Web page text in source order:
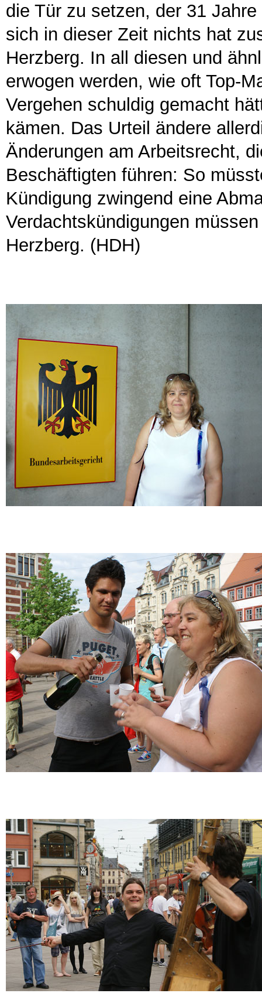
die Tür zu setzen, der 31
sich in dieser Zeit nichts hat
Herzberg. In all diesen und
erwogen werden, wie oft Top-
Vergehen schuldig gemacht
kämen. Das Urteil ändere
Änderungen am Arbeitsrecht,
Beschäftigten führen: So
Kündigung zwingend eine
Verdachtskündigungen
Herzberg. (HDH)